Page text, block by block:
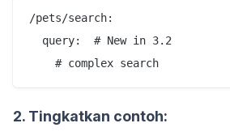
/pets/search:
  query:  # New in 3.2
2. Tingkatkan contoh: